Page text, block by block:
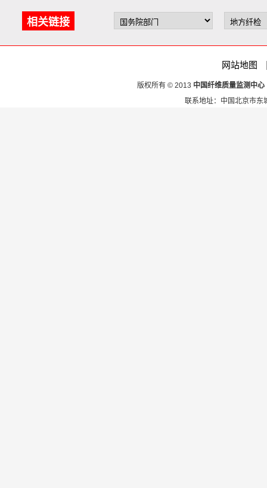
相关链接
网站地图
版权所有 © 2013 中国纤维质量监测中心
联系地址：中国北京市东